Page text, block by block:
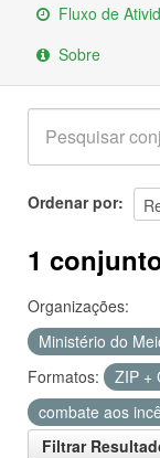
Fluxo de
Sobre
Ordenar por
1
Organizações:
Ministério do
Formatos:
ZIP +
combate aos
Filtrar